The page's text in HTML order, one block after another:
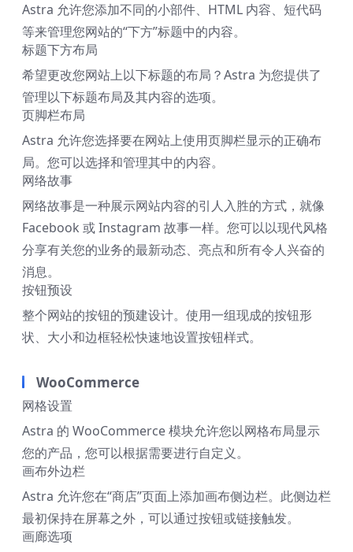
Astra 允许您添加不同的小部件、HTML 内容、短代码
等来管理您网站的“下方”标题中的内容。
标题下方布局
希望更改您网站上以下标题的布局？Astra 为您提供了
管理以下标题布局及其内容的选项。
页脚栏布局
Astra 允许您选择要在网站上使用页脚栏显示的正确布
局。您可以选择和管理其中的内容。
网络故事
网络故事是一种展示网站内容的引人入胜的方式，就像
Facebook 或 Instagram 故事一样。您可以以现代风格
分享有关您的业务的最新动态、亮点和所有令人兴奋的
消息。
按钮预设
整个网站的按钮的预建设计。使用一组现成的按钮形
状、大小和边框轻松快速地设置按钮样式。
WooCommerce
网格设置
Astra 的 WooCommerce 模块允许您以网格布局显示
您的产品，您可以根据需要进行自定义。
画布外边栏
Astra 允许您在“商店”页面上添加画布侧边栏。此侧边栏
最初保持在屏幕之外，可以通过按钮或链接触发。
画廊选项